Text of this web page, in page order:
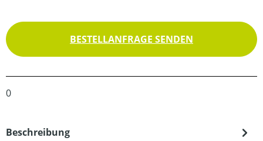
BESTELLANFRAGE SENDEN
0
Beschreibung